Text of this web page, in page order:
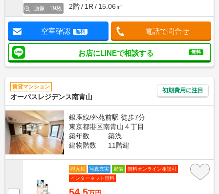
画像 : 19枚
2階
1R 15.06㎡
空室確認 無料 電話で問合せ
お店にLINEで相談する 無料
賃貸マンション
オーパスレジデンス南青山
初期費用に注目
銀座線/外苑前駅 徒歩7分
東京都港区南青山４丁目
築年数
築浅
建物階数
11階建
即入居 写真充実 定借
無料オンライン相談可
インターネット無料